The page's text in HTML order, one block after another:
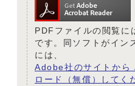
PDFファイルの閲覧
です。同ソフトがイン
には、
Adobe社のサイトか
ロード（無償）してく